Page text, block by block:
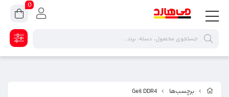
برچسب‌ها Geil DDR4
0